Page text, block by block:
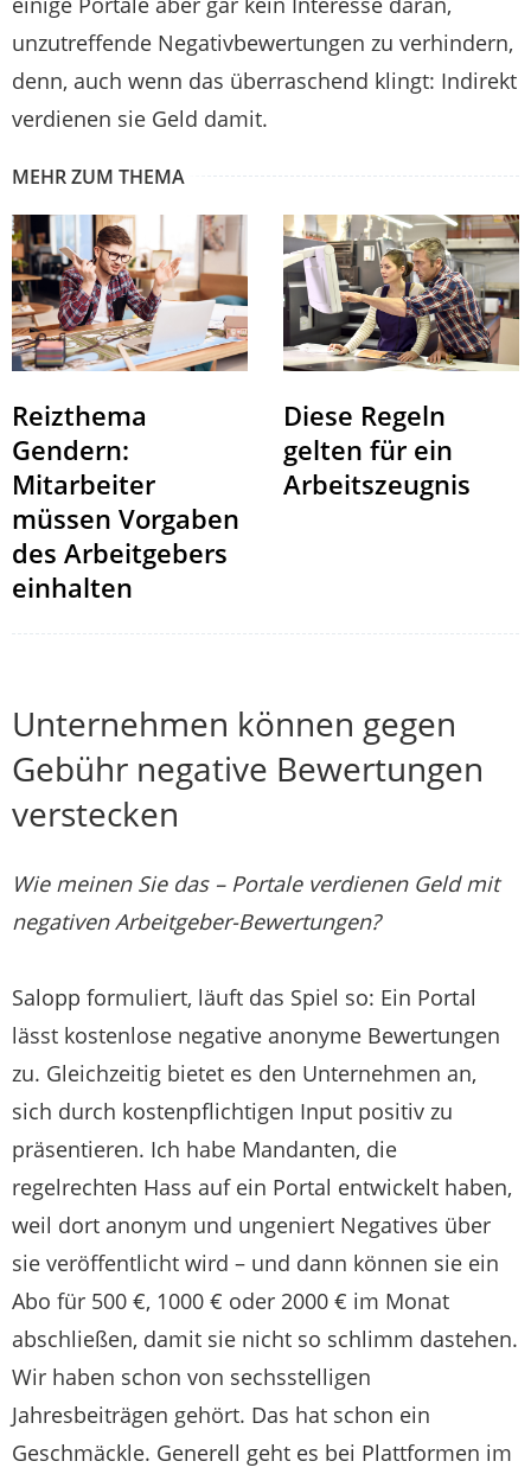
unzutreffende Negativbewertungen zu verhindern,
denn, auch wenn das überraschend klingt: Indirekt
verdienen sie Geld damit.
MEHR ZUM THEMA
Reizthema
Gendern:
Mitarbeiter
müssen Vorgaben
des Arbeitgebers
einhalten
Diese Regeln
gelten für ein
Arbeitszeugnis
Unternehmen können gegen
Gebühr negative Bewertungen
verstecken
Wie meinen Sie das – Portale verdienen Geld mit
negativen Arbeitgeber-Bewertungen?
Salopp formuliert, läuft das Spiel so: Ein Portal
lässt kostenlose negative anonyme Bewertungen
zu. Gleichzeitig bietet es den Unternehmen an,
sich durch kostenpflichtigen Input positiv zu
präsentieren. Ich habe Mandanten, die
regelrechten Hass auf ein Portal entwickelt haben,
weil dort anonym und ungeniert Negatives über
sie veröffentlicht wird – und dann können sie ein
Abo für 500 €, 1000 € oder 2000 € im Monat
abschließen, damit sie nicht so schlimm dastehen.
Wir haben schon von sechsstelligen
Jahresbeiträgen gehört. Das hat schon ein
Geschmäckle. Generell geht es bei Plattformen im